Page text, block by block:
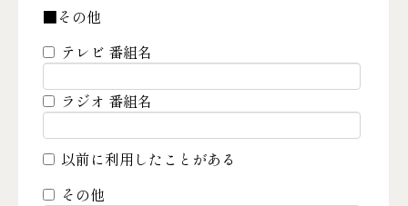
■その他
テレビ 番組名
ラジオ 番組名
以前に利用したことがある
その他